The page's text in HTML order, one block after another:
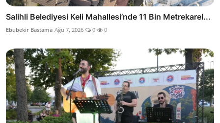
Salihli Belediyesi Keli Mahallesi’nde 11 Bin Metrekarel...
Ebubekir Bastama Ağu 7, 2026 0 0